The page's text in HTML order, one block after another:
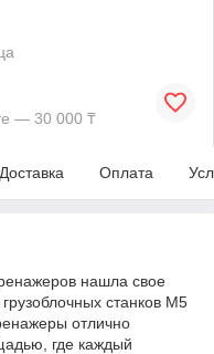
— 30 000 ₸
Доставка Оплата
нашла свое
станков M5
отлично
где каждый